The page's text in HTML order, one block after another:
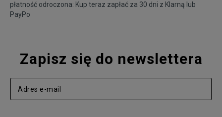
płatność odroczona: Kup teraz zapłać za 30 dni z Klarną lub
PayPo
Zapisz się do newslettera